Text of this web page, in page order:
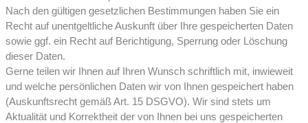
Nach den gültigen gesetzlichen Bestimmungen haben Sie ein
Recht auf unentgeltliche Auskunft über Ihre gespeicherten Daten
sowie ggf. ein Recht auf Berichtigung, Sperrung oder Löschung
dieser Daten.
Gerne teilen wir Ihnen auf Ihren Wunsch schriftlich mit, inwieweit
und welche persönlichen Daten wir von Ihnen gespeichert haben
(Auskunftsrecht gemäß Art. 15 DSGVO). Wir sind stets um
Aktualität und Korrektheit der von Ihnen bei uns gespeicherten